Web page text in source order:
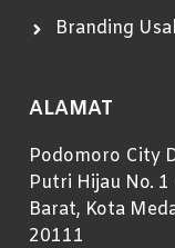
Branding
ALAMAT
Podomoro City
Putri Hijau No. 1
Barat, Kota
20111